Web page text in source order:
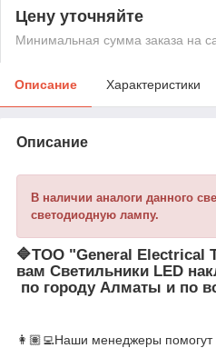
Цену уточняйте
Минимальная сумма заказа на
Описание Характеристики
Описание
В наличии аналоги данного
светодиодную лампу.
🔷ТОО "General Electrical
вам Светильники LED
по городу Алматы и по
👩🏽‍💻Наши менеджеры